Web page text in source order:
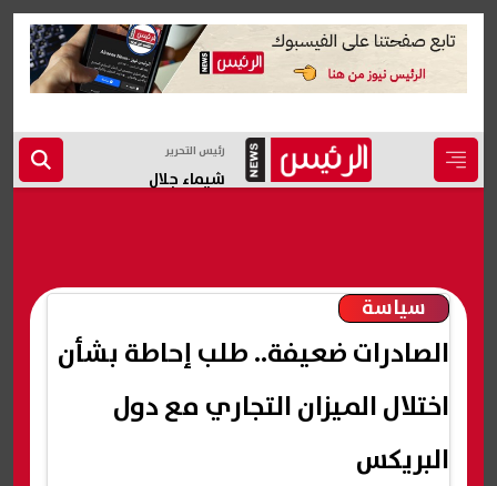
رئيس التحرير
شيماء جلال
سياسة
الصادرات ضعيفة.. طلب إحاطة بشأن
اختلال الميزان التجاري مع دول
البريكس